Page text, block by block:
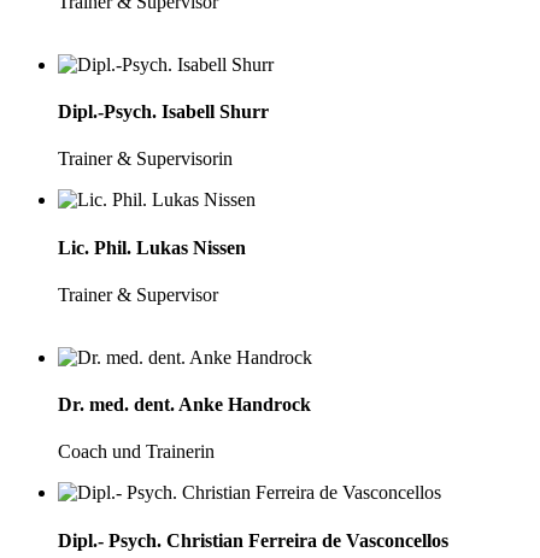
Dipl.-Psych. Isabell Shurr
Trainer & Supervisorin
Lic. Phil. Lukas Nissen
Trainer & Supervisor
Dr. med. dent. Anke Handrock
Coach und Trainerin
Dipl.- Psych. Christian Ferreira de Vasconcellos